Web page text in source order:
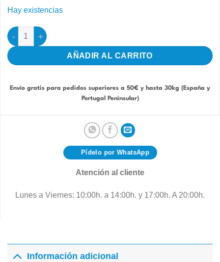
Hay existencias
Turtles Barrita + spirulina 80ml (Tortugas) cantidad
AÑADIR AL CARRITO
Envío gratis para pedidos superiores a 50€ y hasta 30kg (España y
Portugal Peninsular)
Pídelo por WhatsApp
Atención al cliente
Lunes a Viernes: 10:00h. a 14:00h. y 17:00h. A 20:00h.
Información adicional